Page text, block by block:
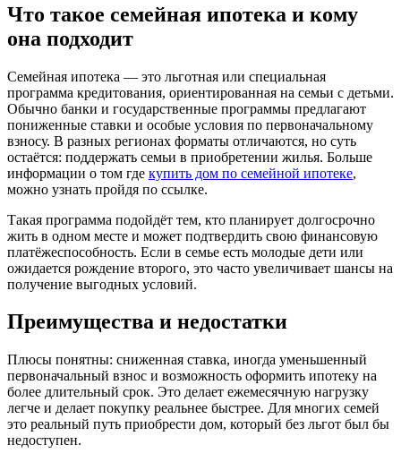
сложных
слов
Что такое семейная ипотека и кому
она подходит
Семейная ипотека — это льготная или специальная
программа кредитования, ориентированная на семьи с детьми.
Обычно банки и государственные программы предлагают
пониженные ставки и особые условия по первоначальному
взносу. В разных регионах форматы отличаются, но суть
остаётся: поддержать семьи в приобретении жилья. Больше
информации о том где купить дом по семейной ипотеке,
можно узнать пройдя по ссылке.
Такая программа подойдёт тем, кто планирует долгосрочно
жить в одном месте и может подтвердить свою финансовую
платёжеспособность. Если в семье есть молодые дети или
ожидается рождение второго, это часто увеличивает шансы на
получение выгодных условий.
Преимущества и недостатки
Плюсы понятны: сниженная ставка, иногда уменьшенный
первоначальный взнос и возможность оформить ипотеку на
более длительный срок. Это делает ежемесячную нагрузку
легче и делает покупку реальнее быстрее. Для многих семей
это реальный путь приобрести дом, который без льгот был бы
недоступен.